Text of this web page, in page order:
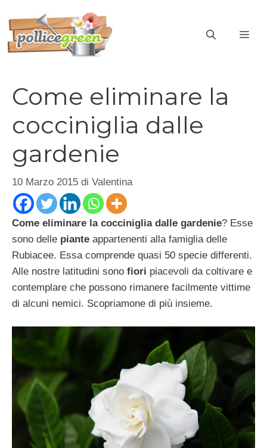
contenuto
Come eliminare la
cocciniglia dalle
gardenie
10 Marzo 2015 di Valentina
Come eliminare la cocciniglia dalle gardenie? Esse
sono delle piante appartenenti alla famiglia delle
Rubiacee. Essa comprende quasi 50 specie differenti.
Alle nostre latitudini sono fiori piacevoli da coltivare e
contemplare che possono rimanere facilmente vittime
di alcuni nemici. Scopriamone di più insieme.